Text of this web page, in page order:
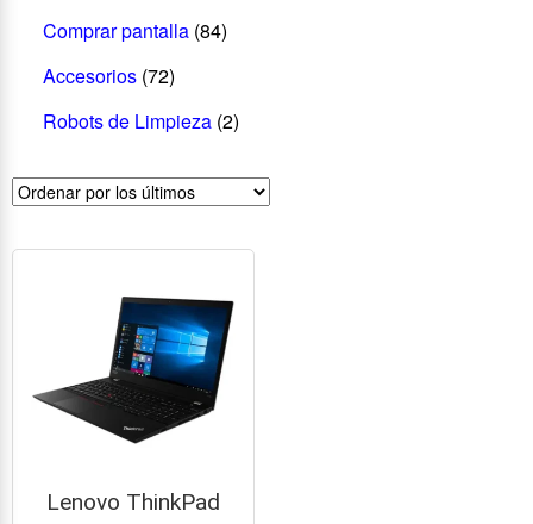
Comprar pantalla (84)
Accesorios (72)
Robots de Limpieza (2)
Lenovo ThinkPad